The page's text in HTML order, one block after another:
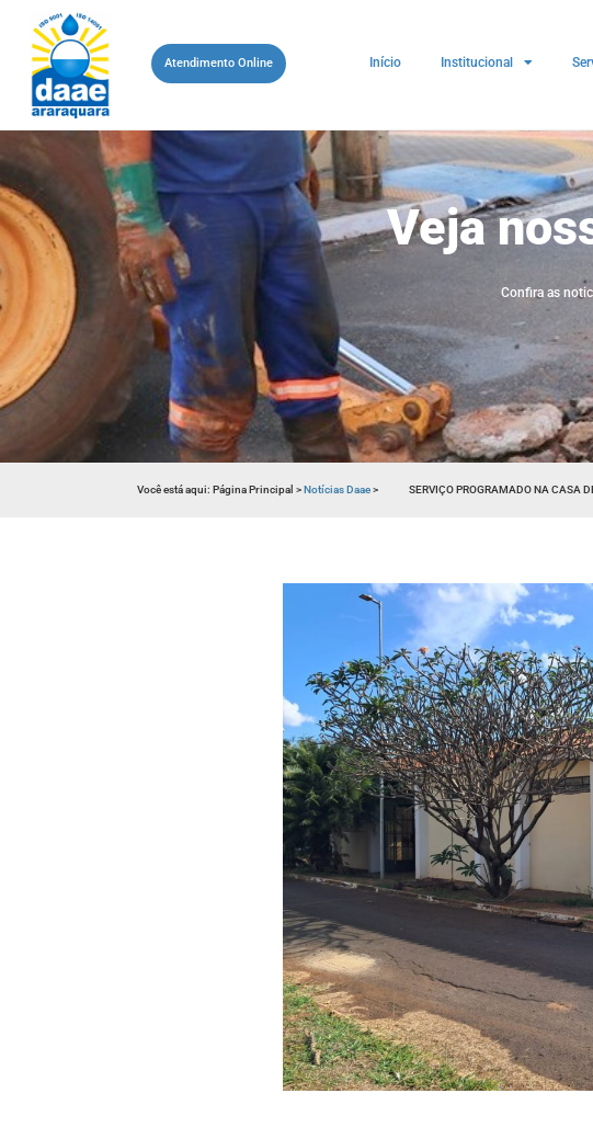
Atendimento Online Início Institucional
Veja
Confira as
Você está aqui:Página Principal>Notícias Daae> SERVIÇO PROGRAMADO NA CASA